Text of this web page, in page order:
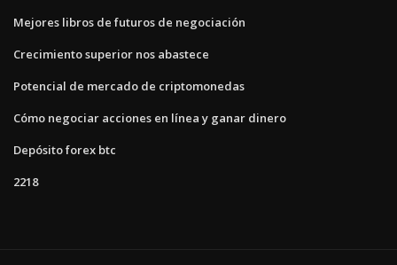
Mejores libros de futuros de negociación
Crecimiento superior nos abastece
Potencial de mercado de criptomonedas
Cómo negociar acciones en línea y ganar dinero
Depósito forex btc
2218